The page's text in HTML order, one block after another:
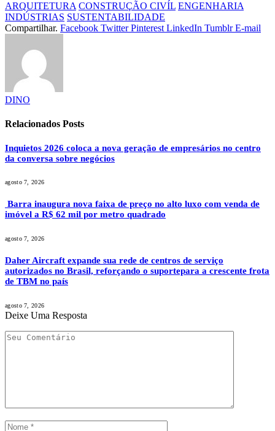
ARQUITETURA CONSTRUÇÃO CIVÍL ENGENHARIA
INDÚSTRIAS SUSTENTABILIDADE
Compartilhar. Facebook Twitter Pinterest LinkedIn Tumblr E-mail
DINO
Relacionados Posts
Inquietos 2026 coloca a nova geração de empresários no centro
da conversa sobre negócios
agosto 7, 2026
Barra inaugura nova faixa de preço no alto luxo com venda de
imóvel a R$ 62 mil por metro quadrado
agosto 7, 2026
Daher Aircraft expande sua rede de centros de serviço
autorizados no Brasil, reforçando o suportepara a crescente frota
de TBM no país
agosto 7, 2026
Deixe Uma Resposta